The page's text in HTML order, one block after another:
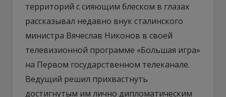
территорий с сияющим блеском в глазах
рассказывал недавно внук сталинского
министра Вячеслав Никонов в своей
телевизионной программе «Большая игра»
на Первом государственном телеканале.
Ведущий решил прихвастнуть
достигнутым им лично дипломатическим